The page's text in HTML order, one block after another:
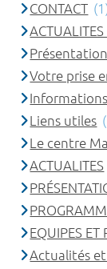
CONTACT
Présentation
Votre prise
Liens utiles
Le centre
ACTUALITES
EQUIPES ET
Actualités